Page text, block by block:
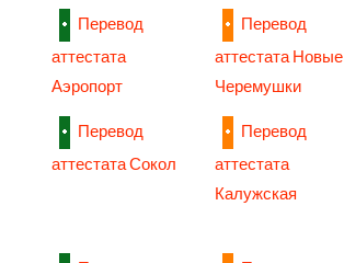
Перевод
аттестата
Аэропорт
Перевод
аттестата Новые
Черемушки
Перевод
аттестата Сокол
Перевод
аттестата
Калужская